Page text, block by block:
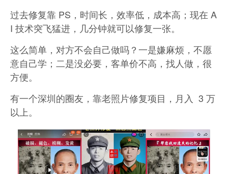
过去修复靠 PS，时间长，效率低，成本高；现在 A
I 技术突飞猛进，几分钟就可以修复一张。
这么简单，对方不会自己做吗？一是嫌麻烦，不愿
意自己学；二是没必要，客单价不高，找人做，很
方便。
有一个深圳的圈友，靠老照片修复项目，月入 3 万
以上。